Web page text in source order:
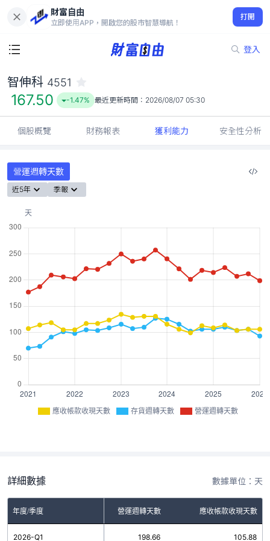
財富自由
立即使用APP，開啟您的股市智慧導航！
打開
登入
167.50
-1.47%
智伸科 4551
167.50 -1.47% 最近更新時間： 2026/08/07 05:30
個股概覽 財務報表 獲利能力 安全性分析
營運週轉天數
近5年 季報
應收帳款收現天數 存貨週轉天數 營運週轉天數
詳細數據 數據單位：天
年度/季度
存貨週轉天數 營運週轉天數 應收帳款收現天數
2026-Q1 198.66 105.88